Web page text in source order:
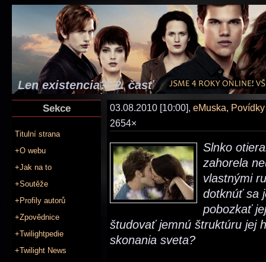
Len existencia?! 2. časť
Sekce
Titulní strana
+O webu
+Jak na to
+Soutěže
+Profily autorů
+Zpovědnice
+Twilightpedie
+Twilight News
03.08.2010 [10:00], eMuska,
2654×
Slnko
zahorela
vlastnými
dotknúť sa
pobozkať
študovať jemnú štruktúru jej
skonania sveta?